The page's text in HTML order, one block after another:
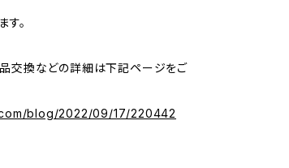
。
品交換などの詳細は下記ページをご
blog/2022/09/17/220442